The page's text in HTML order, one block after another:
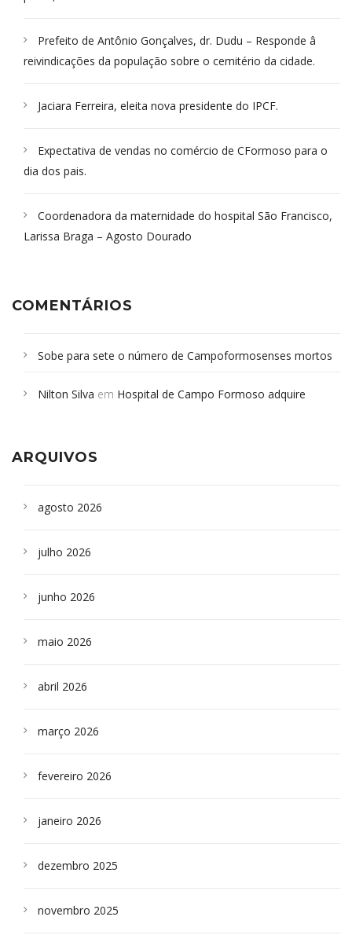
Prefeito de Antônio Gonçalves, dr. Dudu – Responde â
reivindicações da população sobre o cemitério da cidade.
Jaciara Ferreira, eleita nova presidente do IPCF.
Expectativa de vendas no comércio de CFormoso para o
dia dos pais.
Coordenadora da maternidade do hospital São Francisco,
Larissa Braga – Agosto Dourado
COMENTÁRIOS
Sobe para sete o número de Campoformosenses mortos
Campoformosenses que morreram em desabamentos são
Nilton Silva em Hospital de Campo Formoso adquire
ARQUIVOS
agosto 2026
julho 2026
junho 2026
maio 2026
abril 2026
março 2026
fevereiro 2026
janeiro 2026
dezembro 2025
novembro 2025